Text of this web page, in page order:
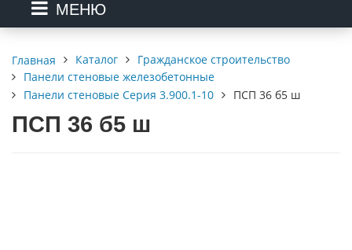
МЕНЮ
Главная Каталог
Гражданское строительство
Панели стеновые железобетонные
Панели стеновые Серия 3.900.1-10
ПСП 36 б5 ш
ПСП 36 б5 ш